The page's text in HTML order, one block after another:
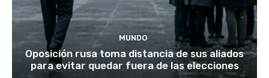
MUNDO
Oposición rusa toma distancia de sus aliados
para evitar quedar fuera de las elecciones